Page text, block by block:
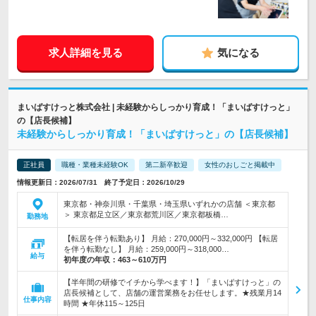
求人詳細を見る 気になる
まいばすけっと株式会社 | 未経験からしっかり育成！「まいばすけっと」
の【店長候補】
未経験からしっかり育成！「まいばすけっと」の【店長候補】
正社員 職種・業種未経験OK 第二新卒歓迎 女性のおしごと掲載中
情報更新日：2026/07/31 終了予定日：2026/10/29
勤務地
東京都・神奈川県・千葉県・埼玉県いずれかの店舗 ＜東京都
＞ 東京都足立区／東京都荒川区／東京都板橋…
給与
【転居を伴う転勤あり】 月給：270,000円～332,000円 【転居
を伴う転勤なし】 月給：259,000円～318,000…
初年度の年収： 463～610万円
仕事内容
【半年間の研修でイチから学べます！】「まいばすけっと」の
店長候補として、店舗の運営業務をお任せします。★残業月14
時間 ★年休115～125日